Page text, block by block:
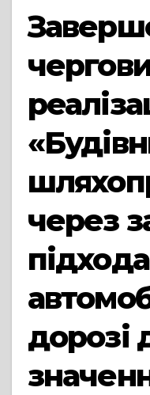
через
дорозі